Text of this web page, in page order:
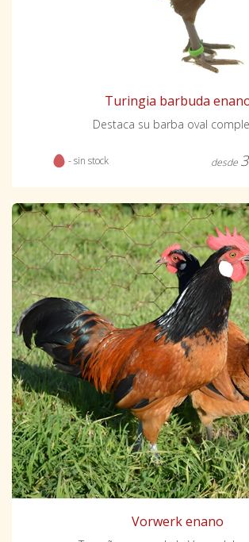
Turingia barbuda
Destaca su barba oval
- sin stock desde
Vorwerk enano